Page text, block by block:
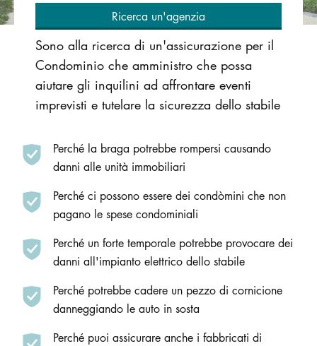
Ricerca un'agenzia
Sono alla ricerca di un'assicurazione per il
Condominio che amministro che possa
aiutare gli inquilini ad affrontare eventi
imprevisti e tutelare la sicurezza dello stabile
Perché la braga potrebbe rompersi causando
danni alle unità immobiliari
Perché ci possono essere dei condòmini che non
pagano le spese condominiali
Perché un forte temporale potrebbe provocare dei
danni all'impianto elettrico dello stabile
Perché potrebbe cadere un pezzo di cornicione
danneggiando le auto in sosta
Perché puoi assicurare anche i fabbricati di